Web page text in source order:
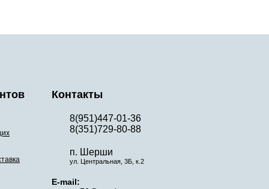
Контакты
8(951)447-01-36
8(351)729-80-88
п. Шерши
ул. Центральная, 3Б, к.2
E-mail: